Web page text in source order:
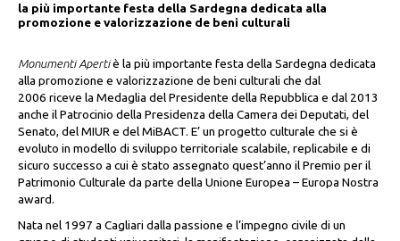
la più importante festa della Sardegna dedicata alla
promozione e valorizzazione de beni culturali
Monumenti Apertiè la più importante festa della Sardegna dedicata
alla promozione e valorizzazione de beni culturali che dal
2006 riceve la Medaglia del Presidente della Repubblica e dal 2013
anche il Patrocinio della Presidenza della Camera dei Deputati, del
Senato, del MIUR e del MiBACT. E’ un progetto culturale che si è
evoluto in modello di sviluppo territoriale scalabile, replicabile e di
sicuro successo a cui è stato assegnato quest’anno il Premio per il
Patrimonio Culturale da parte della Unione Europea – Europa Nostra
award.
Nata nel 1997 a Cagliari dalla passione e l’impegno civile di un